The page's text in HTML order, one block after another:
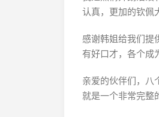
认真，更加的钦佩
感谢韩姐给我们提
有好口才，各个成
亲爱的伙伴们，八
就是一个非常完整